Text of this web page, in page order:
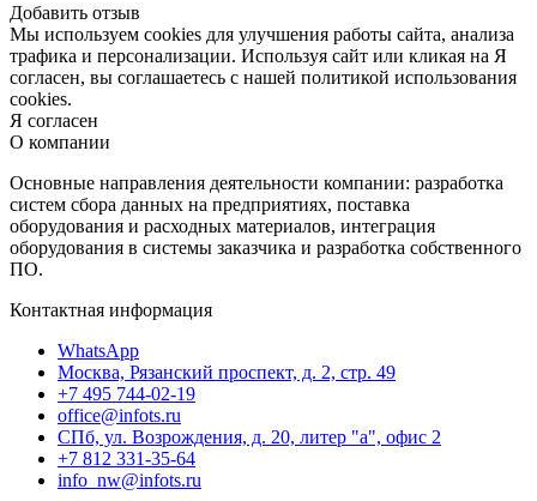
Добавить отзыв
Мы используем cookies для улучшения работы сайта, анализа
трафика и персонализации. Используя сайт или кликая на Я
согласен, вы соглашаетесь с нашей политикой использования
cookies.
Я согласен
О компании
Основные направления деятельности компании: разработка
систем сбора данных на предприятиях, поставка
оборудования и расходных материалов, интеграция
оборудования в системы заказчика и разработка собственного
ПО.
Контактная информация
WhatsApp
Москва, Рязанский проспект, д. 2, стр. 49
+7 495 744-02-19
office@infots.ru
СПб, ул. Возрождения, д. 20, литер "a", офис 2
+7 812 331-35-64
info_nw@infots.ru